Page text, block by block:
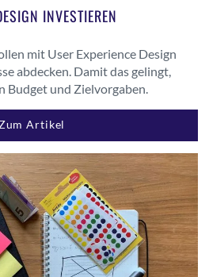
INVESTIEREN
mit User Experience Design
abdecken. Damit das gelingt,
Budget und Zielvorgaben.
Artikel